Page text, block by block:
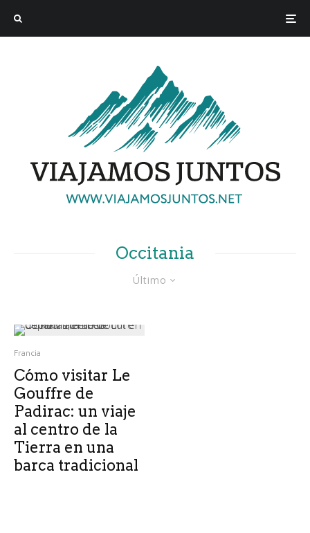
Occitania
Último
Francia
Cómo visitar Le
Gouffre de
Padirac: un viaje
al centro de la
Tierra en una
barca tradicional